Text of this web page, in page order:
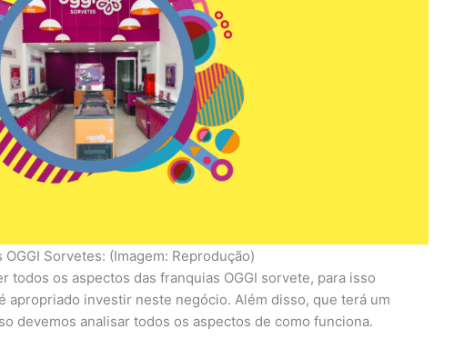
OGGI Sorvetes: (Imagem: Reprodução)
os aspectos das franquias OGGI sorvete, para isso
apropriado investir neste negócio. Além disso, que terá um
devemos analisar todos os aspectos de como funciona.